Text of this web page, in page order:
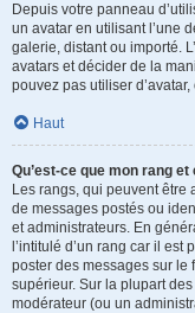
Depuis votre panneau
un avatar en utilisant l’une
galerie, distant ou importé.
avatars et décider de la
pouvez pas utiliser
Haut
Qu’est-ce que mon rang
Les rangs, qui peuvent être
de messages postés ou
et administrateurs. En
l’intitulé d’un rang car il est
poster des messages sur le
supérieur. Sur la plupart
modérateur (ou un